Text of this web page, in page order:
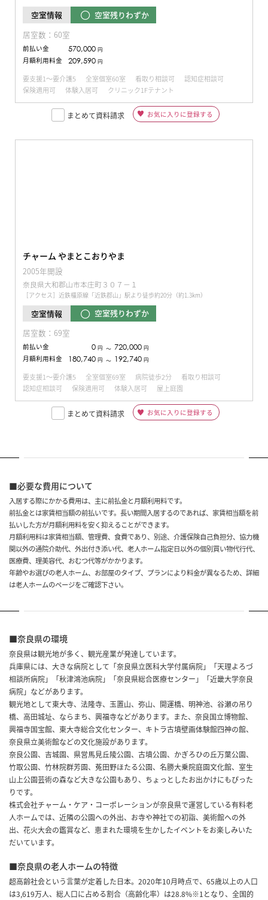
空室情報
空室残りわずか
居室数：60室
前払い金 570,000 円
月額利用料金 209,590 円
要支援1～要介護5 全室個室60室 看取り相談可
認知症相談可
保険適用可
体験入居可 クリニック1Fテナント
まとめて資料請求 お気に入りに登録する
チャーム やまとこおりやま
2005年開設
奈良県大和郡山市本庄町３０７−１
［アクセス］近鉄橿原線「近鉄郡山」駅より徒歩約20分（約1.3km）
空室情報
空室残りわずか
居室数：69室
前払い金 0 円 〜 720,000 円
月額利用料金 180,740 円 〜 192,740 円
要支援1～要介護5 全室個室69室 病院徒歩2分
看取り相談可
認知症相談可
保険適用可 体験入居可 屋上庭園
まとめて資料請求 お気に入りに登録する
■必要な費用について
入居する際にかかる費用は、主に前払金と月額利用料です。
前払金とは家賃相当額の前払いです。長い期間入居するのであれば、家賃相当額を前
払いした方が月額利用料を安く抑えることができます。
月額利用料は家賃相当額、管理費、食費であり、別途、介護保険自己負担分、協力機
関以外の通院介助代、外出付き添い代、老人ホーム指定日以外の個別買い物代行代、
医療費、理美容代、おむつ代等がかかります。
年齢やお選びの老人ホーム、お部屋のタイプ、プランにより料金が異なるため、詳細
は老人ホームのページをご確認下さい。
■奈良県の環境
奈良県は観光地が多く、観光産業が発達しています。
兵庫県には、大きな病院として「奈良県立医科大学付属病院」「天理よろづ
相談所病院」「秋津鴻池病院」「奈良県総合医療センター」「近畿大学奈良
病院」などがあります。
観光地として東大寺、法隆寺、玉置山、弥山、開運橋、明神池、谷瀬の吊り
橋、高田城址、ならまち、興福寺などがあります。また、奈良国立博物館、
興福寺国宝館、東大寺総合文化センター、キトラ古墳壁画体験館四神の館、
奈良県立美術館などの文化施設があります。
奈良公園、吉城園、県営馬見丘陵公園、古墳公園、かぎろひの丘万葉公園、
竹取公園、竹林院群芳園、菟田野ほたる公園、名勝大乗院庭園文化館、室生
山上公園芸術の森など大きな公園もあり、ちょっとしたお出かけにもぴった
りです。
株式会社チャーム・ケア・コーポレーションが奈良県で運営している有料老
人ホームでは、近隣の公園への外出、お寺や神社での初詣、美術館への外
出、花火大会の鑑賞など、恵まれた環境を生かしたイベントをお楽しみいた
だいています。
■奈良県の老人ホームの特徴
超高齢社会という言葉が定着した日本。2020年10月時点で、65歳以上の人口
は3,619万人、総人口に占める割合（高齢化率）は28.8%※1となり、全国的